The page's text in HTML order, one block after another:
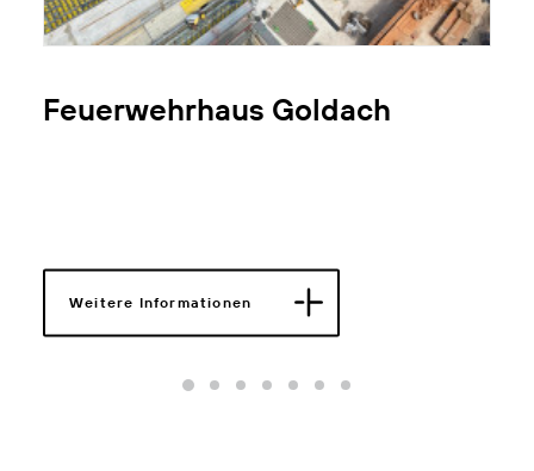
Transportbereitstellungs- und
Weitere Informationen